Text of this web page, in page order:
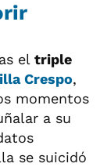
el triple
Crespo,
momentos
a su
se suicidó